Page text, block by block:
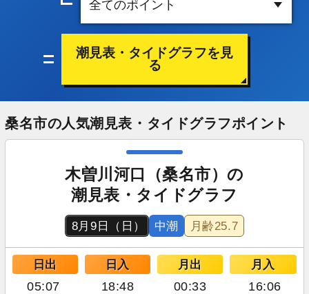
潮見表・タイドグラフを見
る
桑名市の人気潮見表・タイドグラフポイント
木曽川河口（桑名市）の
潮見表・タイドグラフ
8月9日（日） 中潮 月齢25.7
日出 日入 月出 月入
05:07 18:48 00:33 16:06